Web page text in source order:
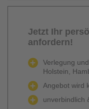
Jetzt Ihr
anfordern!
Verlegung
Holstein,
Angebot wird
unverbindlich